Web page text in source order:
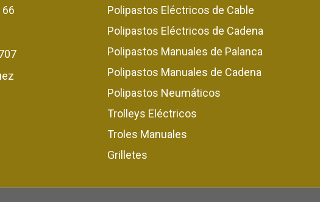
66
Polipastos Eléctricos de Cable
Polipastos Eléctricos de Cadena
Polipastos Manuales de Palanca
Polipastos Manuales de Cadena
Polipastos Neumáticos
Trolleys Eléctricos
Troles Manuales
Grilletes